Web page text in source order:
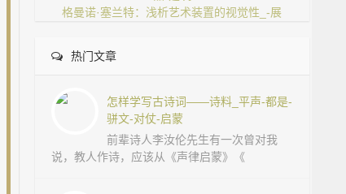
格曼诺·塞兰特：浅析艺术装置的视觉性_-展
热门文章
怎样学写古诗词——诗料_平声-都是-
骈文-对仗-启蒙
前辈诗人李汝伦先生有一次曾对我
说，教人作诗，应该从《声律启蒙》《